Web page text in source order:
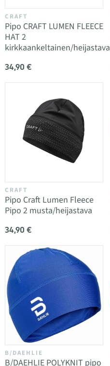
CRAFT
Pipo CRAFT LUMEN FLEECE
HAT 2
kirkkaankeltainen/heijastava
34,90 €
CRAFT
Pipo Craft Lumen Fleece
Pipo 2 musta/heijastava
34,90 €
B/DAEHLIE
B/DAEHLIE POLYKNIT pipo